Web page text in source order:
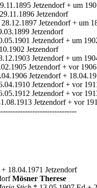
Jetzendorf + um
Jetzendorf
Jetzendorf + um
Jetzendorf
Jetzendorf + um
Jetzendorf
Jetzendorf + um
Jetzendorf + vor
Jetzendorf +
Jetzendorf + vor
Jetzendorf + vor
Jetzendorf + vor
18.04.1971 Jetzendorf
Mösner Therese